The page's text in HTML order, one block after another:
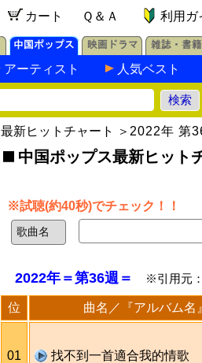
カート Ｑ＆Ａ 利用ガ
アーティスト 人気ベスト
最新ヒットチャート ＞ 2022年 第
中国ポップス最新ヒット
※試聴(約40秒)でチェック！！
2022年＝第36週＝ ※引用元
位 曲名／『アルバム名
01 找不到一首適合我的情歌